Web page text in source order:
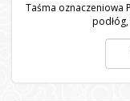
Taśma oznaczeniowa